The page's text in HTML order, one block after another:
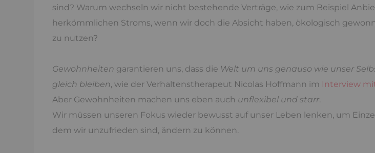
sind? Warum wechseln wir nicht bestehende Verträge, wie zum Beispiel
herkömmlichen Stroms, wenn wir doch die Absicht haben, ökologisch
zu nutzen?
Gewohnheiten garantieren uns, dass die Welt um uns genauso wie unser
gleich bleiben, wie der Verhaltenstherapeut Nicolas Hoffmann im Interview
Aber Gewohnheiten machen uns eben auch unflexibel und starr.
Wir müssen unseren Fokus wieder bewusst auf unser Leben lenken, um
dem wir unzufrieden sind, ändern zu können.